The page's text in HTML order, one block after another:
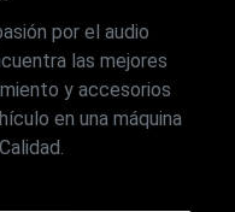
por el audio
las mejores
y accesorios
en una máquina